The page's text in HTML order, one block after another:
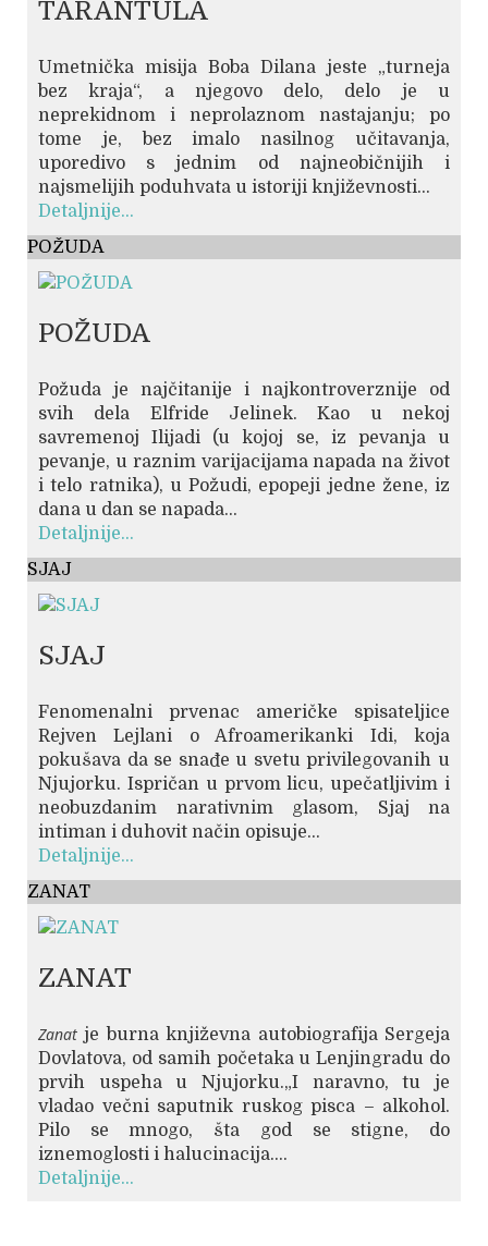
TARANTULA
Umetnička misija Boba Dilana jeste „turneja
bez kraja“, a njegovo delo, delo je u
neprekidnom i neprolaznom nastajanju; po
tome je, bez imalo nasilnog učitavanja,
uporedivo s jednim od najneobičnijih i
najsmelijih poduhvata u istoriji književnosti...
Detaljnije...
POŽUDA
POŽUDA
Požuda je najčitanije i najkontroverznije od
svih dela Elfride Jelinek. Kao u nekoj
savremenoj Ilijadi (u kojoj se, iz pevanja u
pevanje, u raznim varijacijama napada na život
i telo ratnika), u Požudi, epopeji jedne žene, iz
dana u dan se napada...
Detaljnije...
SJAJ
SJAJ
Fenomenalni prvenac američke spisateljice
Rejven Lejlani o Afroamerikanki Idi, koja
pokušava da se snađe u svetu privilegovanih u
Njujorku. Ispričan u prvom licu, upečatljivim i
neobuzdanim narativnim glasom, Sjaj na
intiman i duhovit način opisuje...
Detaljnije...
ZANAT
ZANAT
Zanat je burna književna autobiografija Sergeja
Dovlatova, od samih početaka u Lenjingradu do
prvih uspeha u Njujorku.„I naravno, tu je
vladao večni saputnik ruskog pisca – alkohol.
Pilo se mnogo, šta god se stigne, do
iznemoglosti i halucinacija....
Detaljnije...